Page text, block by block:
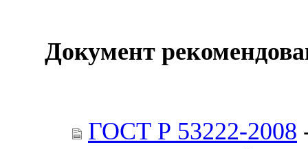
Документ
ГОСТ Р 53222-2008